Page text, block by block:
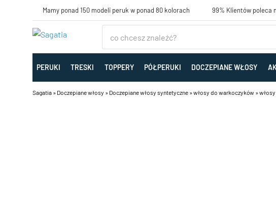
Mamy ponad 150 modeli peruk w ponad 80 kolorach 99% Klientów poleca
PERUKI TRESKI TOPPERY PÓŁPERUKI DOCZEPIANE WŁOSY
Sagatia » Doczepiane włosy » Doczepiane włosy syntetyczne »włosy do warkoczyków »